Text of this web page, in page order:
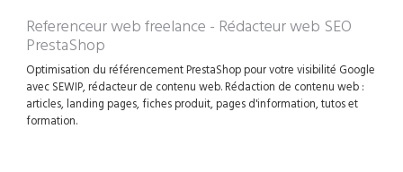
Referenceur web freelance - Rédacteur web SEO
PrestaShop
Optimisation du référencement PrestaShop pour votre visibilité Google
avec SEWIP, rédacteur de contenu web. Rédaction de contenu web :
articles, landing pages, fiches produit, pages d'information, tutos et
formation.